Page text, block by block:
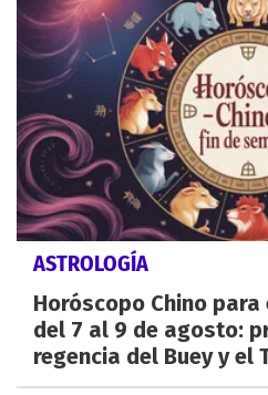
ASTROLOGÍA
Horóscopo Chino
del 7 al 9 de agosto:
regencia del Buey y el